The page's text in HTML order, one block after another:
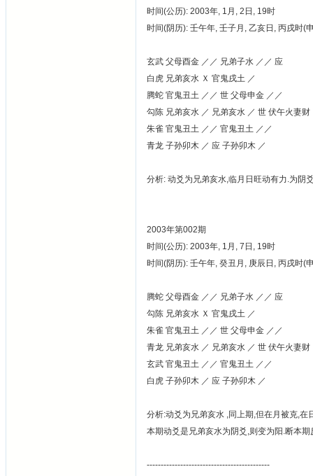
时间(公历): 2003年, 1月, 2日, 19时
时间(阴历): 壬午年, 壬子月, 乙亥日, 丙戌时(
玄武 父母酉金 ／／ 兄弟子水 ／／ 应
白虎 兄弟亥水 Ｘ 官鬼戌土 ／
腾蛇 官鬼丑土 ／／ 世 父母申金 ／／
勾陈 兄弟亥水 ／ 兄弟亥水 ／ 世 伏午火妻财
朱雀 官鬼丑土 ／／ 官鬼丑土 ／／
青龙 子孙卯木 ／ 应 子孙卯木 ／
分析: 动爻为兄弟亥水,临月日旺动有力.为阴
2003年第002期
时间(公历): 2003年, 1月, 7日, 19时
时间(阴历): 壬午年, 癸丑月, 庚辰日, 丙戌时(
腾蛇 父母酉金 ／／ 兄弟子水 ／／ 应
勾陈 兄弟亥水 Ｘ 官鬼戌土 ／
朱雀 官鬼丑土 ／／ 世 父母申金 ／／
青龙 兄弟亥水 ／ 兄弟亥水 ／ 世 伏午火妻财
玄武 官鬼丑土 ／／ 官鬼丑土 ／／
白虎 子孙卯木 ／ 应 子孙卯木 ／
分析:动爻为兄弟亥水 ,同上期,但在月被克,
本期动爻是兄弟亥水为阴爻,则变为阳.断本
--------------------------------------------